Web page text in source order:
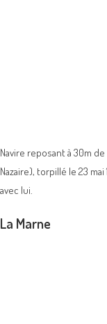
Navire reposant à 30m
Nazaire), torpillé le 23 mai
avec lui.
La Marne